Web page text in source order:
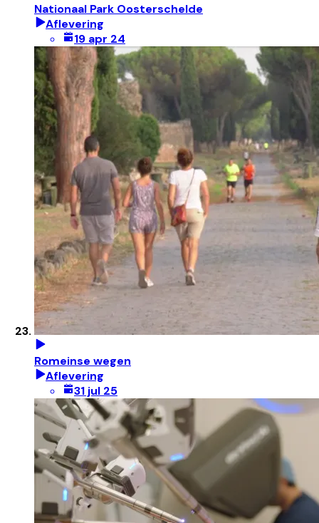
Nationaal Park Oosterschelde
Aflevering
19 apr 24
Romeinse wegen
Aflevering
31 jul 25